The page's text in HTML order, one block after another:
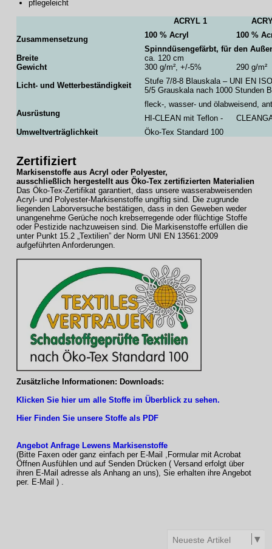
pflegeleicht
ACRYL 1
Zusammensetzung
100 % Acryl
100 %
Spinndüsengefärbt, für den
Breite
ca. 120 cm
Gewicht
300 g/m², +/-5%
290 g/m²
Licht- und Wetterbeständigkeit
Stufe 7/8-8 Blauskala – UNI EN
5/5 Grauskala nach 1000 Stunden
Ausrüstung
fleck-, wasser- und ölabweisend,
HI-CLEAN mit Teflon -
Umweltverträglichkeit
Öko-Tex Standard 100
Zertifiziert
Markisenstoffe aus Acryl oder Polyester,
ausschließlich hergestellt aus Öko-Tex zertifizierten Materialien
Das Öko-Tex-Zertifikat garantiert, dass unsere wasserabweisenden
Acryl- und Polyester-Markisenstoffe ungiftig sind. Die zugrunde
liegenden Laborversuche bestätigen, dass in den Geweben weder
unangenehme Gerüche noch krebserregende oder flüchtige Stoffe
oder Pestizide nachzuweisen sind. Die Markisenstoffe erfüllen die
unter Punkt 15.2 „Textilien” der Norm UNI EN 13561:2009
aufgeführten Anforderungen.
Zusätzliche Informationen: Downloads:
Klicken Sie hier um alle Stoffe im Überblick zu sehen.
Hier Finden Sie unsere Stoffe als PDF
Angebot Anfrage Lewens Markisenstoffe
(Bitte Faxen oder ganz einfach per E-Mail ,Formular mit Acrobat
Öffnen Ausfühlen und auf Senden Drücken ( Versand erfolgt über
ihren E-Mail adresse als Anhang an uns), Sie erhalten ihre Angebot
per. E-Mail ) .